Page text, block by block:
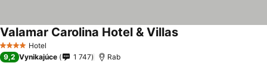
4 Počet hviezdičiek
Hotel
Valamar Carolina Hotel & VillasZobraziť ceny
9,2 Vynikajúce 1 747 Rab